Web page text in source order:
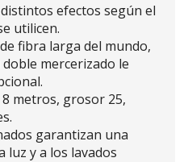
efectos según el
utilicen.
fibra larga del mundo,
mercerizado le
metros, grosor 25,
garantizan una
luz y a los lavados